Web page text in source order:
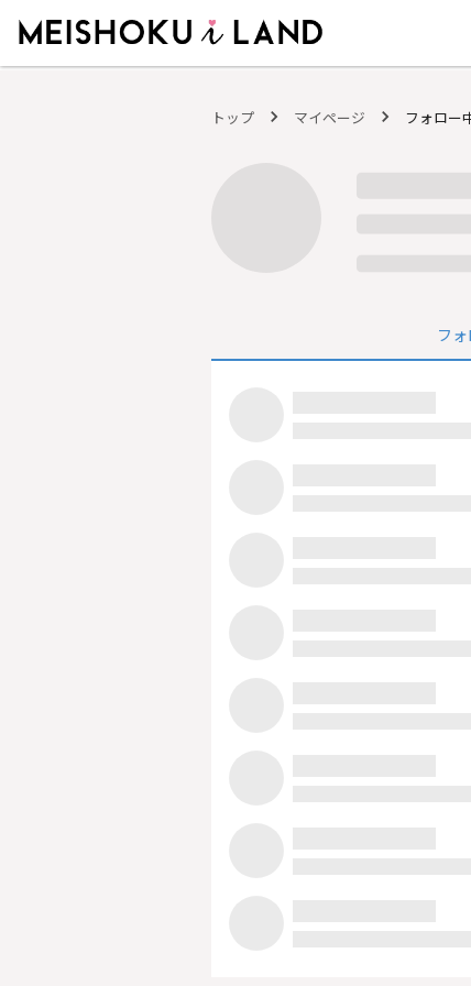
トップ マイページ フォロー
フ